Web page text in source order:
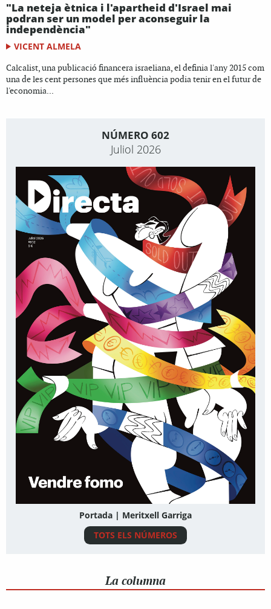
"La neteja ètnica i l'apartheid d'Israel mai
podran ser un model per aconseguir la
independència"
VICENT ALMELA
Calcalist, una publicació financera israeliana, el definia l'any 2015 com
una de les cent persones que més influència podia tenir en el futur de
l'economia...
NÚMERO 602
Juliol 2026
Portada | Meritxell Garriga
TOTS ELS NÚMEROS
La columna